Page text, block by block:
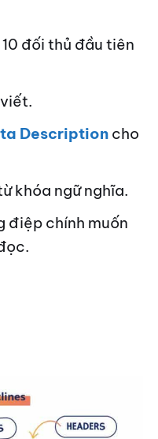
đối thủ đầu tiên
Descriptioncho
khóa ngữ nghĩa.
điệp chính muốn